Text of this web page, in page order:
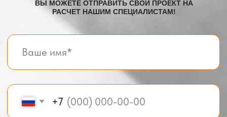
+7 (995) 506-65-05
Контакты
Доставка
Фотогалерея
О компании